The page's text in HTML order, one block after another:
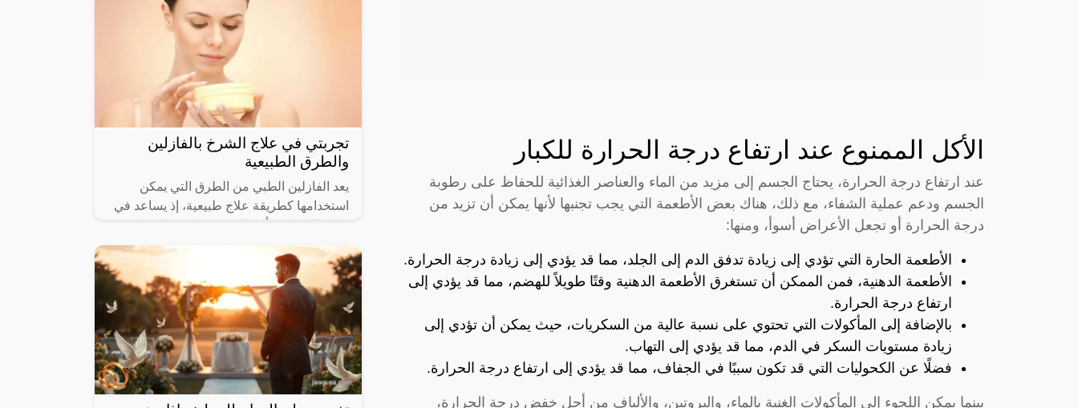
الأكل الممنوع عند ارتفاع درجة الحرارة للكبار
عند ارتفاع درجة الحرارة، يحتاج الجسم إلى مزيد من الماء والعناصر الغذائية للحفاظ على رطوبة
الجسم ودعم عملية الشفاء، مع ذلك، هناك بعض الأطعمة التي يجب تجنبها لأنها يمكن أن تزيد من
درجة الحرارة أو تجعل الأعراض أسوأ، ومنها:
الأطعمة الحارة التي تؤدي إلى زيادة تدفق الدم إلى الجلد، مما قد يؤدي إلى زيادة درجة الحرارة.
الأطعمة الدهنية، فمن الممكن أن تستغرق الأطعمة الدهنية وقتًا طويلاً للهضم، مما قد يؤدي إلى
ارتفاع درجة الحرارة.
بالإضافة إلى المأكولات التي تحتوي على نسبة عالية من السكريات، حيث يمكن أن تؤدي إلى
زيادة مستويات السكر في الدم، مما قد يؤدي إلى التهاب.
فضلًا عن الكحوليات التي قد تكون سببًا في الجفاف، مما قد يؤدي إلى ارتفاع درجة الحرارة.
بينما يمكن اللجوء إلى المأكولات الغنية بالماء، والبروتين، والألياف من أجل خفض درجة الحرارة،
تجربتي في علاج الشرخ بالفازلين
والطرق الطبيعية
يعد الفازلين الطبي من الطرق التي يمكن
استخدامها كطريقة علاج طبيعية، إذ يساعد في
استشارة الطبيب للتأكد من مناسبته مع